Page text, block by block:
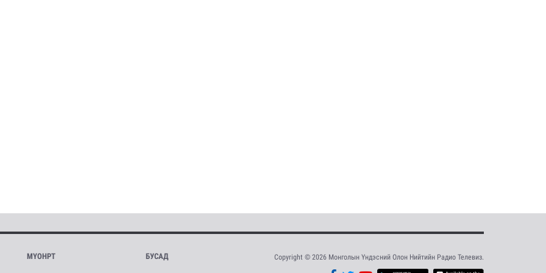
МҮОНРТ БУСАД Copyright © 2026 Монголын Үндэсний Олон Нийтийн Радио Телевиз.